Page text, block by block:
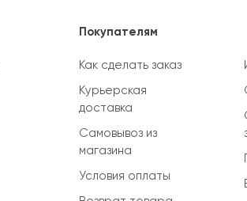
Покупателям
Как сделать заказ
Курьерская
доставка
Самовывоз из
магазина
Условия оплаты